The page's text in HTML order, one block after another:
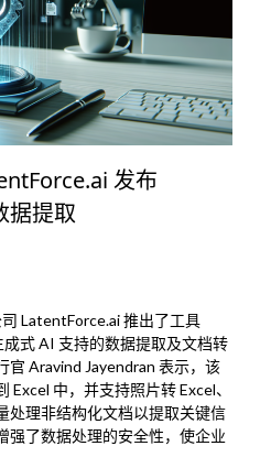
发布
据提取
LatentForce.ai 推出了工具
式 AI 支持的数据提取及文档转
官 Aravind Jayendran 表示，该
中，并支持照片转 Excel、
处理非结构化文档以提取关键信
强了数据处理的安全性，使企业